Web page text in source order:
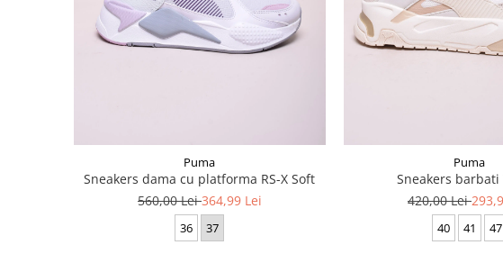
Puma
Sneakers dama cu platforma RS-X Soft
560,00 Lei364,99 Lei
36 37
Puma
Sneakers
420,00 Lei
40 41 47